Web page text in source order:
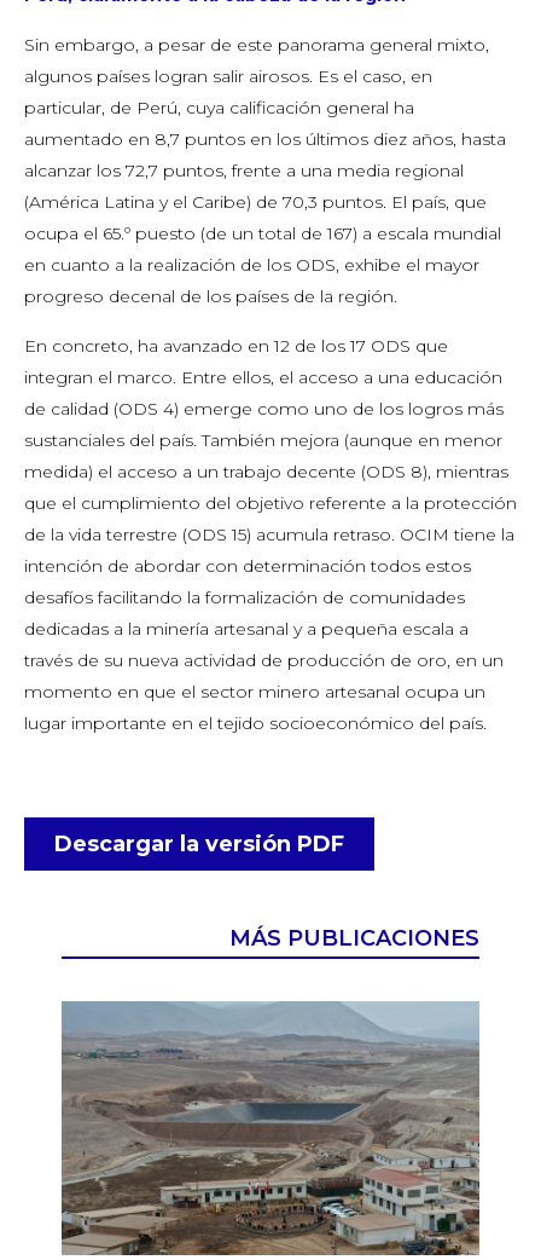
Sin embargo, a pesar de este panorama general mixto,
algunos países logran salir airosos. Es el caso, en
particular, de Perú, cuya calificación general ha
aumentado en 8,7 puntos en los últimos diez años, hasta
alcanzar los 72,7 puntos, frente a una media regional
(América Latina y el Caribe) de 70,3 puntos. El país, que
ocupa el 65.º puesto (de un total de 167) a escala mundial
en cuanto a la realización de los ODS, exhibe el mayor
progreso decenal de los países de la región.
En concreto, ha avanzado en 12 de los 17 ODS que
integran el marco. Entre ellos, el acceso a una educación
de calidad (ODS 4) emerge como uno de los logros más
sustanciales del país. También mejora (aunque en menor
medida) el acceso a un trabajo decente (ODS 8), mientras
que el cumplimiento del objetivo referente a la protección
de la vida terrestre (ODS 15) acumula retraso. OCIM tiene la
intención de abordar con determinación todos estos
desafíos facilitando la formalización de comunidades
dedicadas a la minería artesanal y a pequeña escala a
través de su nueva actividad de producción de oro, en un
momento en que el sector minero artesanal ocupa un
lugar importante en el tejido socioeconómico del país.
Descargar la versión PDF
MÁS PUBLICACIONES